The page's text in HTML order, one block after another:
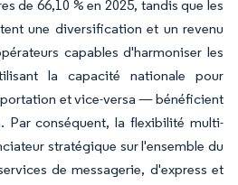
de 66,10 % en 2025, tandis que les
une diversification et un revenu
capables d'harmoniser les
la capacité nationale pour
et vice-versa — bénéficient
Par conséquent, la flexibilité multi-
stratégique sur l'ensemble du
de messagerie, d'express et